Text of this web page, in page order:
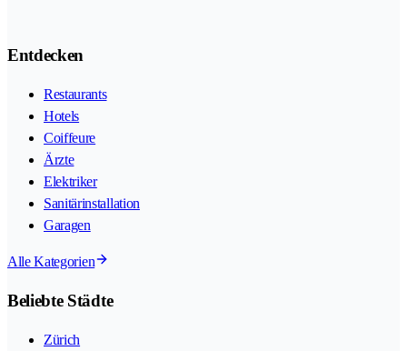
Entdecken
Restaurants
Hotels
Coiffeure
Ärzte
Elektriker
Sanitärinstallation
Garagen
Alle Kategorien
Beliebte Städte
Zürich